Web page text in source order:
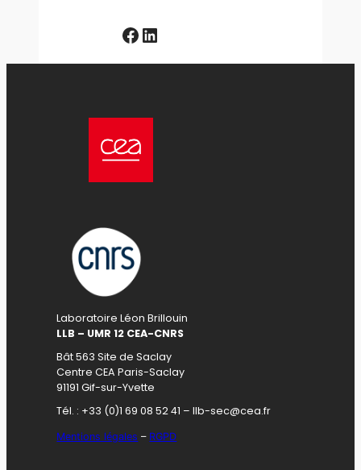
Facebook LinkedIn
Laboratoire Léon Brillouin
LLB – UMR 12 CEA-CNRS
Bât 563 Site de Saclay
Centre CEA Paris-Saclay
91191 Gif-sur-Yvette
Tél. : +33 (0)1 69 08 52 41 – llb-sec@cea.fr
Mentions légales – RGPD